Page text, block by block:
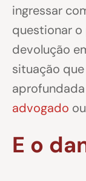
ingressar
questionar
devolução
situação
advogado
E o